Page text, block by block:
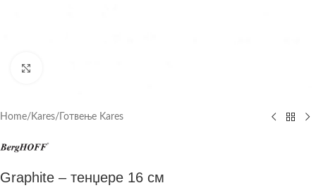
Home/ Kares/ Готвење Kares
Graphite – тенџере 16 см